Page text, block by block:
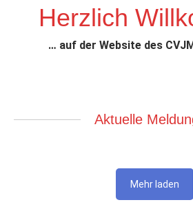
Herzlich
… auf der Website des
Aktuelle
Mehr laden